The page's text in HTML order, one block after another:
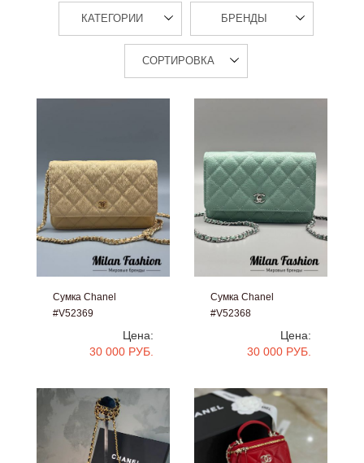
КАТЕГОРИИ БРЕНДЫ
СОРТИРОВКА
Сумка Chanel
#V52369
Цена:
30 000 РУБ.
Сумка Chanel
#V52368
Цена:
30 000 РУБ.